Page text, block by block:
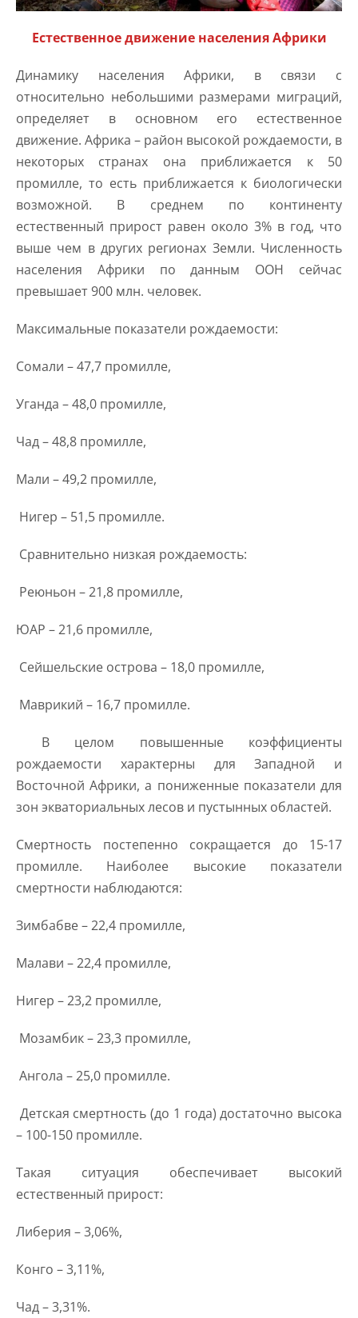
Естественное движение населения Африки
Динамику населения Африки, в связи с
относительно небольшими размерами миграций,
определяет в основном его естественное
движение. Африка – район высокой рождаемости, в
некоторых странах она приближается к 50
промилле, то есть приближается к биологически
возможной. В среднем по континенту
естественный прирост равен около 3% в год, что
выше чем в других регионах Земли. Численность
населения Африки по данным ООН сейчас
превышает 900 млн. человек.
Максимальные показатели рождаемости:
Сомали – 47,7 промилле,
Уганда – 48,0 промилле,
Чад – 48,8 промилле,
Мали – 49,2 промилле,
Нигер – 51,5 промилле.
Сравнительно низкая рождаемость:
Реюньон – 21,8 промилле,
ЮАР – 21,6 промилле,
Сейшельские острова – 18,0 промилле,
Маврикий – 16,7 промилле.
В целом повышенные коэффициенты
рождаемости характерны для Западной и
Восточной Африки, а пониженные показатели для
зон экваториальных лесов и пустынных областей.
Смертность постепенно сокращается до 15-17
промилле. Наиболее высокие показатели
смертности наблюдаются:
Зимбабве – 22,4 промилле,
Малави – 22,4 промилле,
Нигер – 23,2 промилле,
Мозамбик – 23,3 промилле,
Ангола – 25,0 промилле.
Детская смертность (до 1 года) достаточно высока
– 100-150 промилле.
Такая ситуация обеспечивает высокий
естественный прирост:
Либерия – 3,06%,
Конго – 3,11%,
Чад – 3,31%.